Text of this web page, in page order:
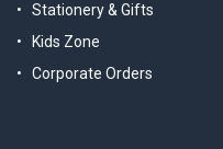
Stationery & Gifts
Kids Zone
Corporate Orders